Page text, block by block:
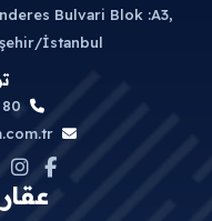
Bulvari Blok :A3,
İstanbul